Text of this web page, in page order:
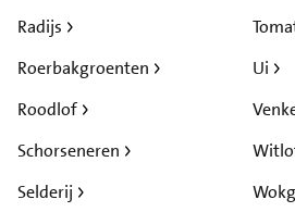
Radijs
Roerbakgroenten
Roodlof
Schorseneren
Selderij
Ui